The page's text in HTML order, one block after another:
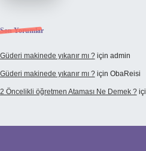
Son Yorumlar
Güderi makinede yıkanır mı ?için admin
Güderi makinede yıkanır mı ?için ObaReisi
2 Öncelikli öğretmen Ataması Ne Demek ?